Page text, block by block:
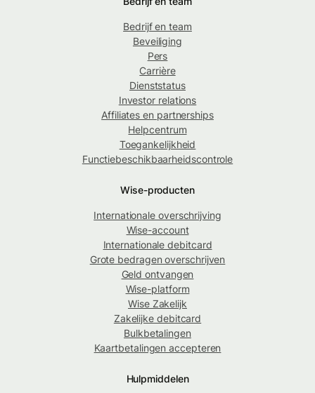
Bedrijf en team
Beveiliging
Pers
Carrière
Dienststatus
Investor relations
Affiliates en partnerships
Helpcentrum
Toegankelijkheid
Functiebeschikbaarheidscontrole
Wise-producten
Internationale overschrijving
Wise-account
Internationale debitcard
Grote bedragen overschrijven
Geld ontvangen
Wise-platform
Wise Zakelijk
Zakelijke debitcard
Bulkbetalingen
Kaartbetalingen accepteren
Hulpmiddelen